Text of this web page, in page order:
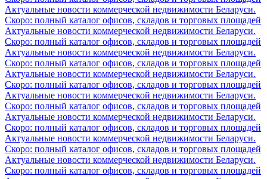
Актуальные новости коммерческой недвижимости Беларуси.
Скоро: полный каталог офисов, складов и торговых площадей
Актуальные новости коммерческой недвижимости Беларуси.
Скоро: полный каталог офисов, складов и торговых площадей
Актуальные новости коммерческой недвижимости Беларуси.
Скоро: полный каталог офисов, складов и торговых площадей
Актуальные новости коммерческой недвижимости Беларуси.
Скоро: полный каталог офисов, складов и торговых площадей
Актуальные новости коммерческой недвижимости Беларуси.
Скоро: полный каталог офисов, складов и торговых площадей
Актуальные новости коммерческой недвижимости Беларуси.
Скоро: полный каталог офисов, складов и торговых площадей
Актуальные новости коммерческой недвижимости Беларуси.
Скоро: полный каталог офисов, складов и торговых площадей
Актуальные новости коммерческой недвижимости Беларуси.
Скоро: полный каталог офисов, складов и торговых площадей